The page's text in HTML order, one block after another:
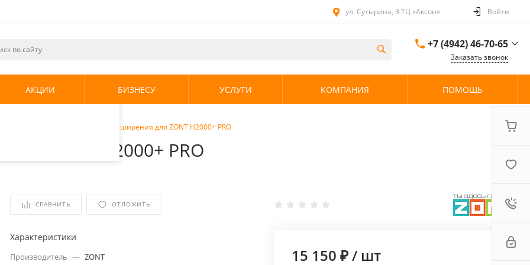
и
использования.
.
ул. Сутырина, 3 ТЦ «Аксон» Войти
+7 (4942) 46-70-65
ул. Сутырина, 3 ТЦ
Заказать звонок
АКЦИИ БИЗНЕСУ УСЛУГИ КОМПАНИЯ ПОМОЩЬ
ZONT ZE-22, Блок расширения для ZONT H2000+ PRO
для ZONT H2000+ PRO
СРАВНИТЬ ОТЛОЖИТЬ
Характеристики
Производитель — ZONT
15 150 ₽/ шт